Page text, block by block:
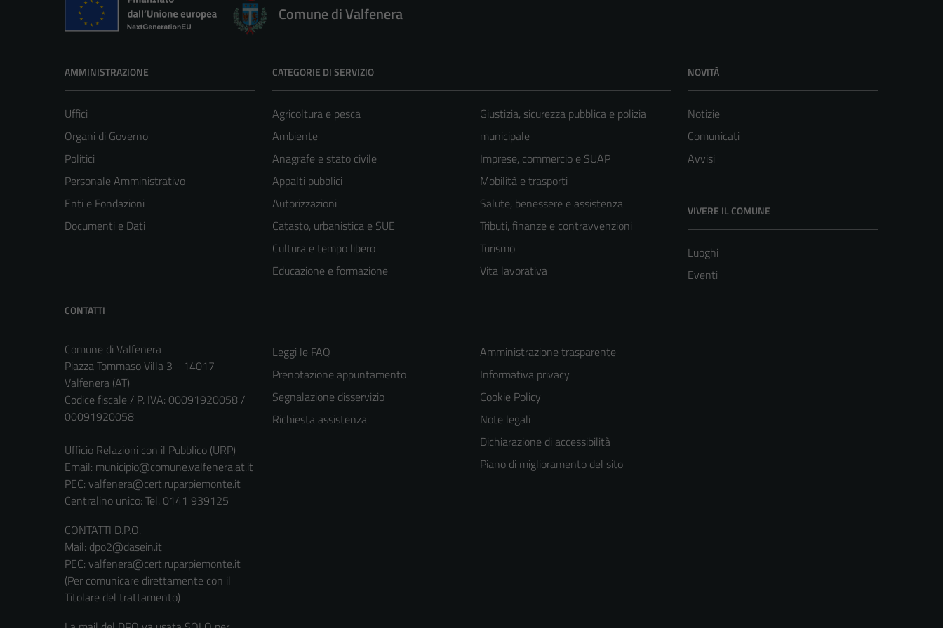
Comune di Valfenera
AMMINISTRAZIONE
Uffici
Organi di Governo
Politici
Personale Amministrativo
Enti e Fondazioni
Documenti e Dati
CATEGORIE DI SERVIZIO
Agricoltura e pesca
Ambiente
Anagrafe e stato civile
Appalti pubblici
Autorizzazioni
Catasto, urbanistica e SUE
Cultura e tempo libero
Educazione e formazione
Giustizia, sicurezza pubblica e polizia
municipale
Imprese, commercio e SUAP
Mobilità e trasporti
Salute, benessere e assistenza
Tributi, finanze e contravvenzioni
Turismo
Vita lavorativa
NOVITÀ
Notizie
Comunicati
Avvisi
VIVERE IL COMUNE
Luoghi
Eventi
CONTATTI
Comune di Valfenera
Piazza Tommaso Villa 3 - 14017
Valfenera (AT)
Codice fiscale / P. IVA: 00091920058 /
00091920058
Ufficio Relazioni con il Pubblico (URP)
Email: municipio@comune.valfenera.at.it
PEC: valfenera@cert.ruparpiemonte.it
Centralino unico: Tel. 0141 939125
CONTATTI D.P.O.
Mail: dpo2@dasein.it
PEC: valfenera@cert.ruparpiemonte.it
(Per comunicare direttamente con il
Titolare del trattamento)
Leggi le FAQ
Prenotazione appuntamento
Segnalazione disservizio
Richiesta assistenza
Amministrazione trasparente
Informativa privacy
Cookie Policy
Note legali
Dichiarazione di accessibilità
Piano di miglioramento del sito